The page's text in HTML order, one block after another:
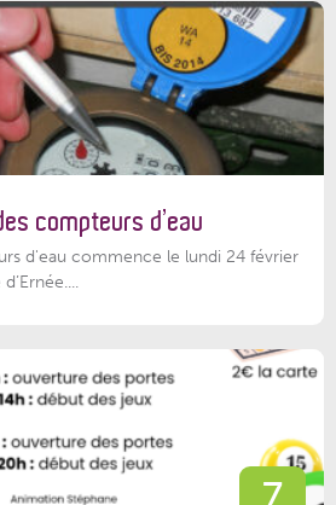
compteurs d’eau
d'eau commence le lundi 24 février